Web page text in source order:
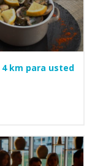
4 km para usted